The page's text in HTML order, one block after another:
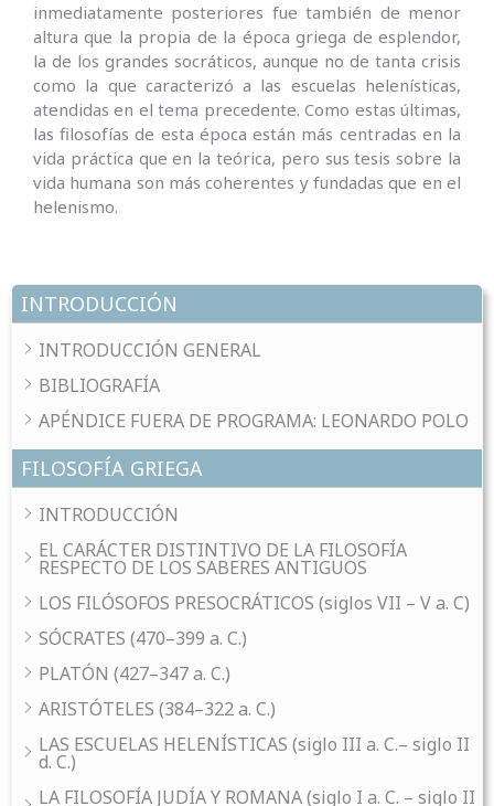
INTRODUCCIÓN
INTRODUCCIÓN GENERAL
BIBLIOGRAFÍA
APÉNDICE FUERA DE PROGRAMA: LEONARDO POLO
FILOSOFÍA GRIEGA
INTRODUCCIÓN
EL CARÁCTER DISTINTIVO DE LA FILOSOFÍA
RESPECTO DE LOS SABERES ANTIGUOS
LOS FILÓSOFOS PRESOCRÁTICOS (siglos VII – V a. C)
SÓCRATES (470–399 a. C.)
PLATÓN (427–347 a. C.)
ARISTÓTELES (384–322 a. C.)
LAS ESCUELAS HELENÍSTICAS (siglo III a. C.– siglo II
d. C.)
LA FILOSOFÍA JUDÍA Y ROMANA (siglo I a. C. – siglo II
inmediatamente posteriores fue también de menor
altura que la propia de la época griega de esplendor,
la de los grandes socráticos, aunque no de tanta crisis
como la que caracterizó a las escuelas helenísticas,
atendidas en el tema precedente. Como estas últimas,
las filosofías de esta época están más centradas en la
vida práctica que en la teórica, pero sus tesis sobre la
vida humana son más coherentes y fundadas que en el
helenismo.